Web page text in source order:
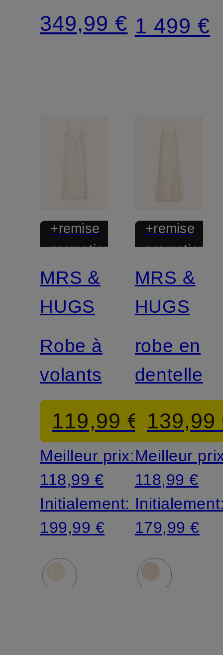
satin à
volants
349,99 € 1 499 €
+remise
promotionnelle
MRS &
HUGS
Robe à
volants
119,99 €
Meilleur prix:
118,99 €
Initialement:
199,99 €
+remise
MRS &
HUGS
robe en
dentelle
139,99
Meilleur
118,99 €
179,99 €